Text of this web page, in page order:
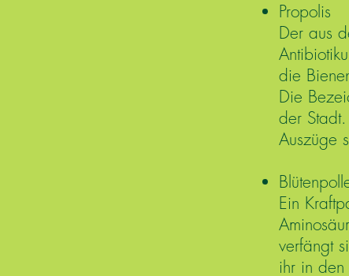
Propolis
Der aus
die
Die
der
Auszüge
Ein
verfängt
ihr in den